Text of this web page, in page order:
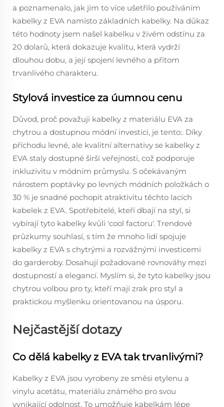
a poznamenalo, jak jim to více ušetřilo používáním
kabelky z EVA namísto základních kabelky. Na důkaz
této hodnoty jsem našel kabelku v živém odstínu za
20 dolarů, která dokazuje kvalitu, která vydrží
dlouhou dobu, a její spojení levného a přitom
trvanlivého charakteru.
Stylová investice za úumnou cenu
Důvod, proč považuji kabelky z materiálu EVA za
chytrou a dostupnou módní investici, je tento:. Díky
příchodu levné, ale kvalitní alternativy se kabelky z
EVA staly dostupné širší veřejnosti, což podporuje
inkluzivitu v módním průmyslu. S očekávaným
nárostem poptávky po levných módních položkách o
30 % je snadné pochopit atraktivitu těchto lacích
kabelek z EVA. Spotřebitelé, kteří dbají na styl, si
vybírají tyto kabelky kvůli 'cool factoru'. Trendové
průzkumy souhlasí, s tím že mnoho lidí spojuje
kabelky z EVA s chytrými a rozvážnými investicemi
do garderoby. Dosahují požadované rovnováhy mezi
dostupností a elegancí. Myslím si, že tyto kabelky jsou
chytrou volbou pro ty, kteří mají zrak pro styl a
praktickou myšlenku orientovanou na úsporu.
Nejčastější dotazy
Co dělá kabelky z EVA tak trvanlivými?
Kabelky z EVA jsou vyrobeny ze směsi etylenu a
vinylu acetátu, materiálu známého pro svou
vynikající odolnost. To umožňuje kabelkám lépe